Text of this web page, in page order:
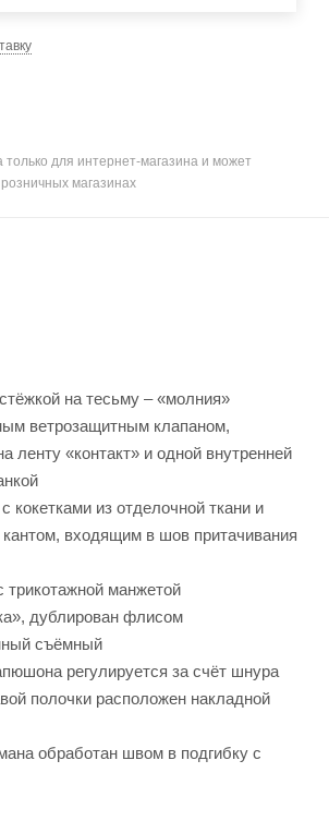
только для интернет-магазина и может
магазинах
на тесьму – «молния»
ветрозащитным клапаном,
ленту «контакт» и одной внутренней
кокетками из отделочной ткани и
входящим в шов притачивания
трикотажной манжетой
дублирован флисом
съёмный
регулируется за счёт шнура
полочки расположен накладной
обработан швом в подгибку с